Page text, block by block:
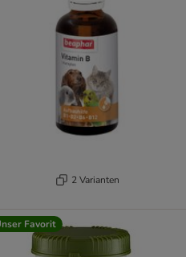
2 Varianten
Favorit